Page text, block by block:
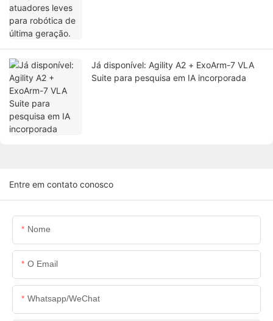
Já disponível: Agility A2 + ExoArm-7 VLA
Suite para pesquisa em IA incorporada
Entre em contato conosco
Nome
O Email
Whatsapp/WeChat